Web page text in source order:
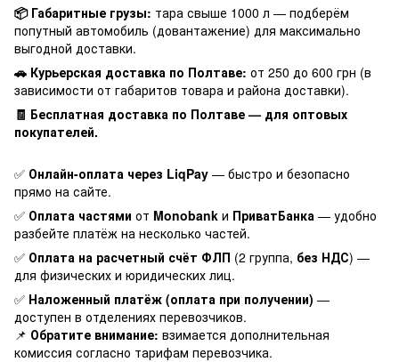
📦 Габаритные грузы: тара свыше 1000 л — подберём
попутный автомобиль (довантажение) для максимально
выгодной доставки.
🚗 Курьерская доставка по Полтаве: от 250 до 600 грн (в
зависимости от габаритов товара и района доставки).
🧾 Бесплатная доставка по Полтаве — для оптовых
покупателей.
✅ Онлайн-оплата через LiqPay — быстро и безопасно
прямо на сайте.
✅ Оплата частями от Monobank и ПриватБанка — удобно
разбейте платёж на несколько частей.
✅ Оплата на расчетный счёт ФЛП (2 группа, без НДС) —
для физических и юридических лиц.
✅ Наложенный платёж (оплата при получении) —
доступен в отделениях перевозчиков.
📌 Обратите внимание: взимается дополнительная
комиссия согласно тарифам перевозчика.